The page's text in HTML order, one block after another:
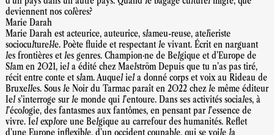
deviennent nos colères?
Marie Darah
Marie Darah est acteurice, auteurice, slameu-reuse, atelieriste
socioculturel·le. Poète fluide et respectant le vivant. Écrit en narguant
les frontières et les genres. Champion·ne de Belgique et d’Europe de
Slam en 2021, iel a édité chez Maelström Depuis que tu n’as pas tiré,
récit entre conte et slam. Auquel iel a donné corps et voix au Rideau de
Bruxelles. Sous le Noir du Tarmac paraît en 2022 chez le même éditeur
Iel s’interroge sur le monde qui l’entoure. Dans ses activités sociales, à
l’écologie, des fantasmes aux fantômes, en pensant par l’essence de
vivre. Iel explore une Belgique au carrefour des humanités. Reflet
d’une Europe inflexible, d’un occident coupable, qui se voile la